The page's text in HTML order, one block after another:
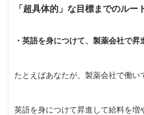
「超具体的」な目標までのルー
・英語を身につけて、製薬会社で
たとえばあなたが、製薬会社で働い
英語を身につけて昇進して給料を増